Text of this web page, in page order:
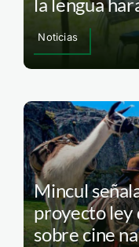
Noticias
Mincul
proyecto ley
sobre cine